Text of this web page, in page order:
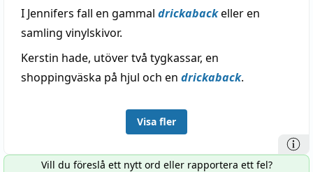
I Jennifers fall en gammal drickabackeller en
samling vinylskivor.
Kerstin hade, utöver två tygkassar, en
shoppingväska på hjul och en drickaback.
Visa fler
Vill du föreslå ett nytt ord eller rapportera ett fel?